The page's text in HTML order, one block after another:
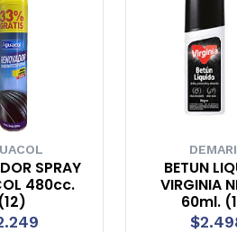
SPRAY
480cc.
(12)
BETUN
VIRGINIA
60ml.